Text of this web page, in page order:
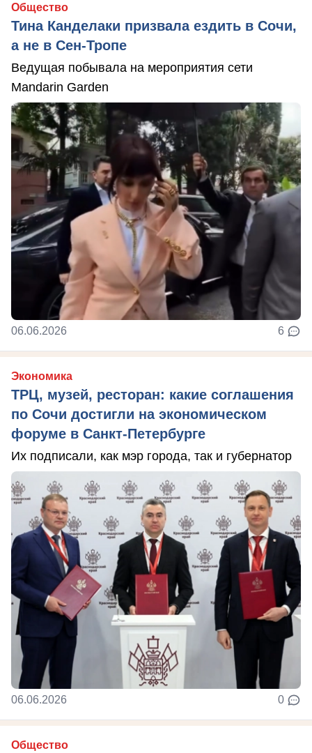
Общество
Тина Канделаки призвала ездить в Сочи,
а не в Сен-Тропе
Ведущая побывала на мероприятия сети
Mandarin Garden
06.06.2026 6
Экономика
ТРЦ, музей, ресторан: какие соглашения
по Сочи достигли на экономическом
форуме в Санкт-Петербурге
Их подписали, как мэр города, так и губернатор
06.06.2026 0
Общество